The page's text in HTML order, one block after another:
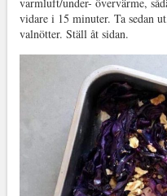
vidare i 15 minuter. Ta sedan
valnötter. Ställ åt sidan.